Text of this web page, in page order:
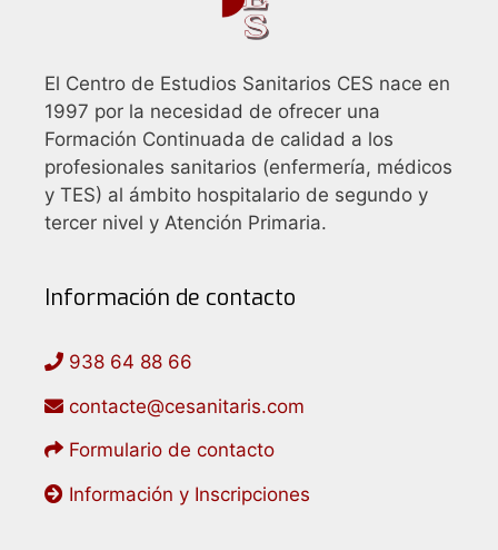
El Centro de Estudios Sanitarios CES nace en
1997 por la necesidad de ofrecer una
Formación Continuada de calidad a los
profesionales sanitarios (enfermería, médicos
y TES) al ámbito hospitalario de segundo y
tercer nivel y Atención Primaria.
Información de contacto
938 64 88 66
contacte@cesanitaris.com
Formulario de contacto
Información y Inscripciones